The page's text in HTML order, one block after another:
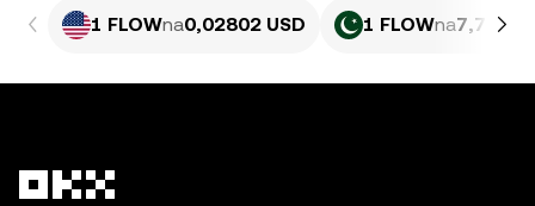
1 FLOWna0,02802 USD 1 FLOWna7,782